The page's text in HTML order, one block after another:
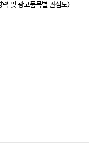
및 광고품목별 관심도)